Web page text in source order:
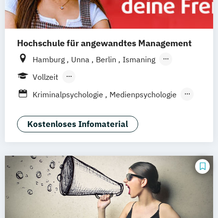
Hochschule für angewandtes Management
Hamburg Unna Berlin
Ismaning
Mannheim
Stuttgart
Vollzeit
Berufsbegleitendes Präsenzstudium
Kriminalpsychologie
Medienpsychologie
Wirtschaftspsychologie
Wirtschaftspsychologie - Digital
Wirtschaftspsychologie Sport- &
Leistungspsychologie
Kostenloses Infomaterial